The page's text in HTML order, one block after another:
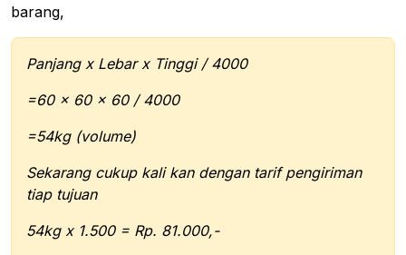
barang,
Panjang x Lebar x Tinggi / 4000
=60 x 60 x 60 / 4000
=54kg (volume)
Sekarang cukup kali kan dengan tarif pengiriman
tiap tujuan
54kg x 1.500 = Rp. 81.000,-